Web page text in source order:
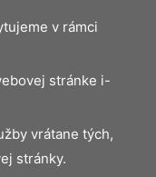
v rámci
stránke i-
vrátane tých,
stránky.